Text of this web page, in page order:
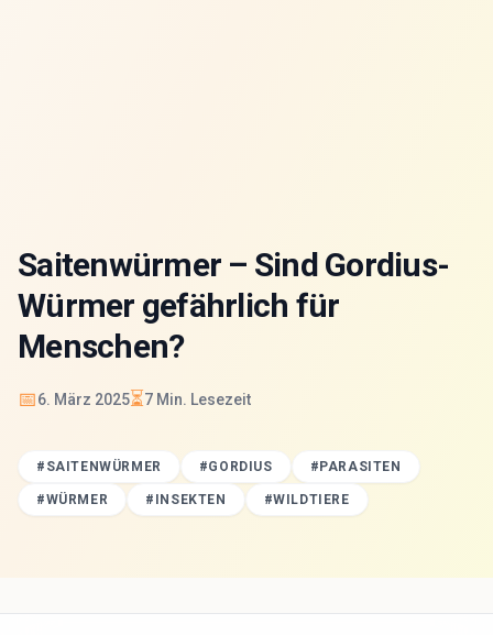
Saitenwürmer – Sind Gordius-
Würmer gefährlich für
Menschen?
📅6. März 2025⏳7 Min. Lesezeit
# SAITENWÜRMER #GORDIUS # PARASITEN
#WÜRMER # INSEKTEN #WILDTIERE